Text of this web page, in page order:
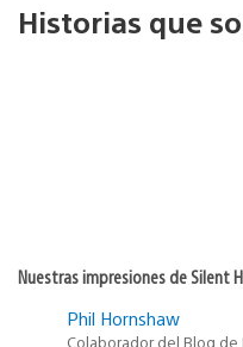
Historias que
Nuestras impresiones de Silent
Phil Hornshaw
Colaborador del Blog